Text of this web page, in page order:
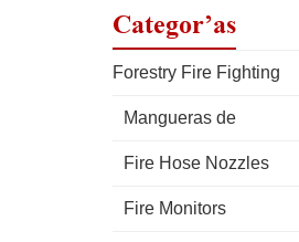
Categorías
Forestry Fire Fighting
Mangueras de
Fire Hose Nozzles
Fire Monitors